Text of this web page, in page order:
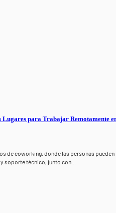
para Trabajar Remotamente
de coworking, donde las personas pueden
soporte técnico, junto con…